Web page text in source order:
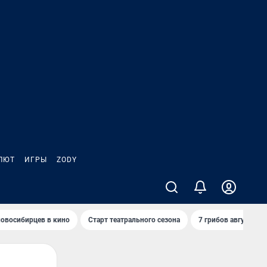
ИГРЫ ZODY
в кино Старт театрального сезона 7 грибов августа